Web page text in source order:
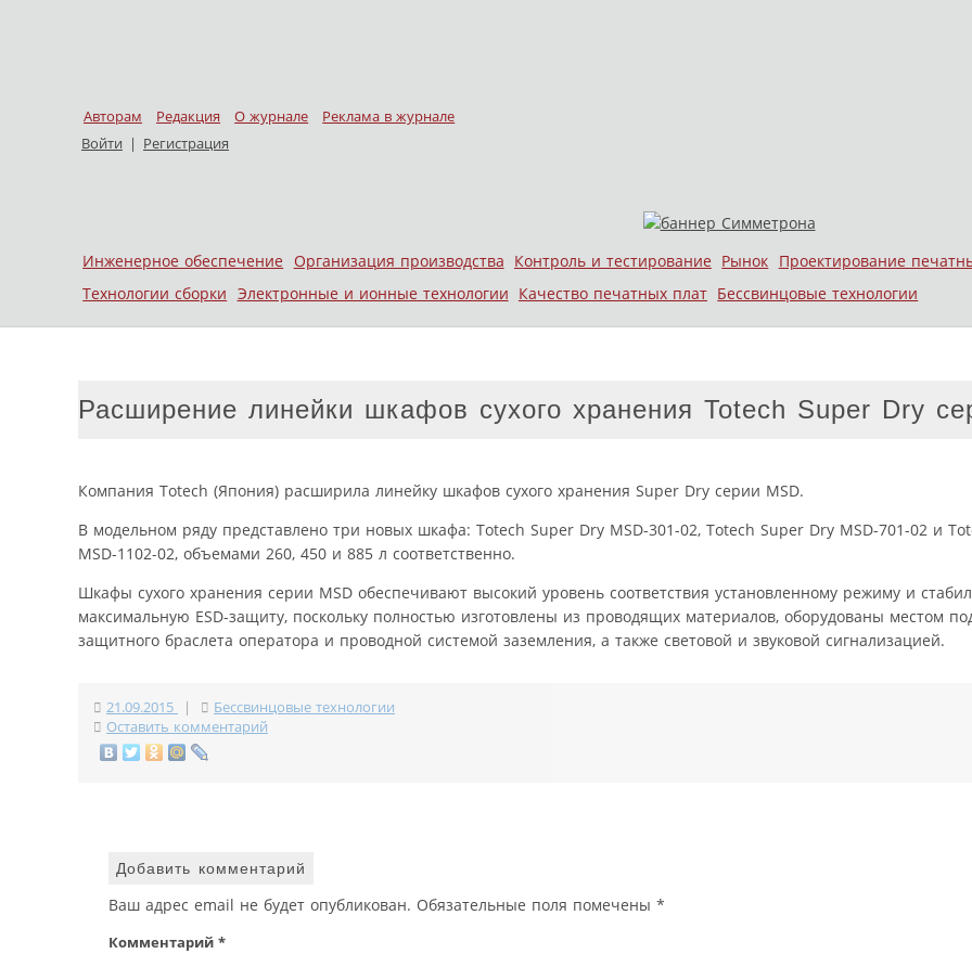
Авторам Редакция О журнале
Реклама в журнале
Войти | Регистрация
Меню
Skip to content
Инженерное обеспечение Организация производства Контроль и тестирование Рынок Проектирование
Технологии сборки Электронные и ионные технологии Качество печатных плат Бессвинцовые технологии
Расширение линейки шкафов сухого хранения Totech Super Dry
Компания Totech (Япония) расширила линейку шкафов сухого хранения Super Dry серии MSD.
В модельном ряду представлено три новых шкафа: Totech Super Dry MSD-301-02, Totech Super Dry MSD-701-02 и
MSD-1102-02, объемами 260, 450 и 885 л соответственно.
Шкафы сухого хранения серии MSD обеспечивают высокий уровень соответствия установленному режиму и
максимальную ESD-защиту, поскольку полностью изготовлены из проводящих материалов, оборудованы местом
защитного браслета оператора и проводной системой заземления, а также световой и звуковой сигнализацией.
21.09.2015 |
Бессвинцовые технологии
Оставить комментарий
Добавить комментарий
Ваш адрес email не будет опубликован. Обязательные поля помечены *
Комментарий *